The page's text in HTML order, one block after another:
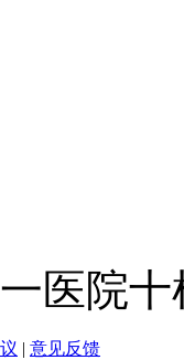
医院
| 意见反馈